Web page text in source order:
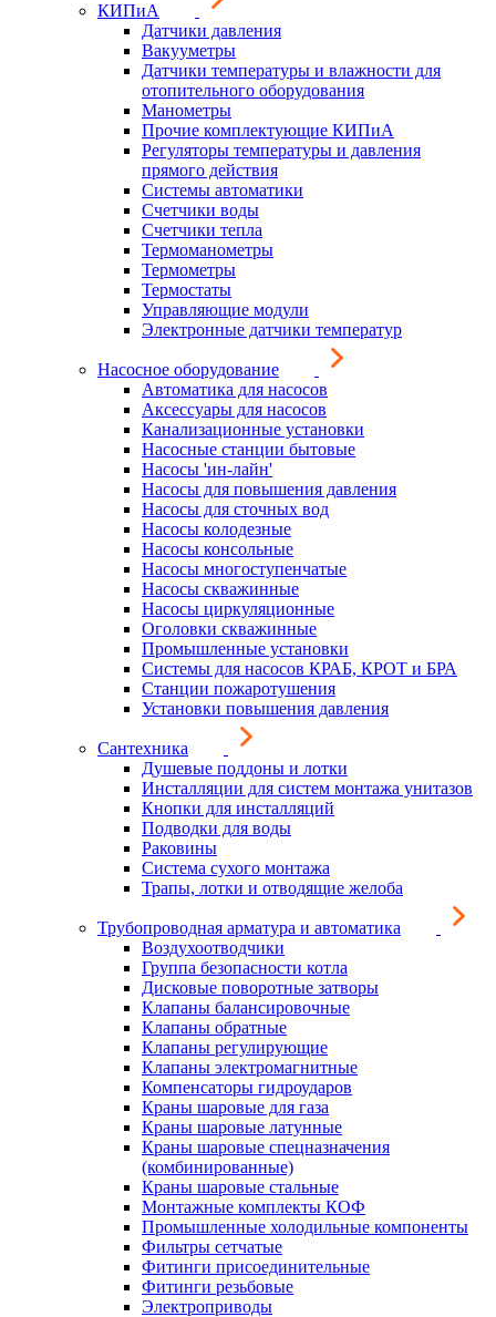
КИПиА
Датчики давления
Вакууметры
Датчики температуры и влажности для
отопительного оборудования
Манометры
Прочие комплектующие КИПиА
Регуляторы температуры и давления
прямого действия
Системы автоматики
Счетчики воды
Счетчики тепла
Термоманометры
Термометры
Термостаты
Управляющие модули
Электронные датчики температур
Насосное оборудование
Автоматика для насосов
Аксессуары для насосов
Канализационные установки
Насосные станции бытовые
Насосы 'ин-лайн'
Насосы для повышения давления
Насосы для сточных вод
Насосы колодезные
Насосы консольные
Насосы многоступенчатые
Насосы скважинные
Насосы циркуляционные
Оголовки скважинные
Промышленные установки
Системы для насосов КРАБ, КРОТ и БРА
Станции пожаротушения
Установки повышения давления
Сантехника
Душевые поддоны и лотки
Инсталляции для систем монтажа унитазов
Кнопки для инсталляций
Подводки для воды
Раковины
Система сухого монтажа
Трапы, лотки и отводящие желоба
Трубопроводная арматура и автоматика
Воздухоотводчики
Группа безопасности котла
Дисковые поворотные затворы
Клапаны балансировочные
Клапаны обратные
Клапаны регулирующие
Клапаны электромагнитные
Компенсаторы гидроударов
Краны шаровые для газа
Краны шаровые латунные
Краны шаровые спецназначения
(комбинированные)
Краны шаровые стальные
Монтажные комплекты КОФ
Промышленные холодильные компоненты
Фильтры сетчатые
Фитинги присоединительные
Фитинги резьбовые
Электроприводы